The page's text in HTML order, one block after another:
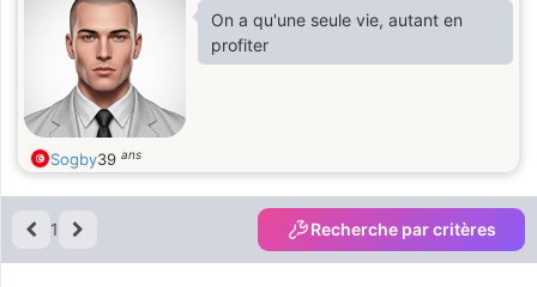
On a qu'une seule vie, autant en
profiter
Sogby39 ans
1 Recherche par critères